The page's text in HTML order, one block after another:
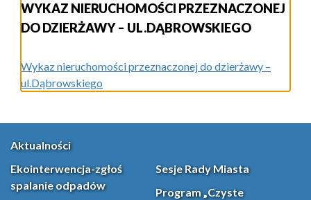
WYKAZ NIERUCHOMOŚCI PRZEZNACZONEJ
DO DZIERŻAWY – UL.DĄBROWSKIEGO
Wykaz nieruchomości przeznaczonej do dzierżawy –
ul.Dąbrowskiego
Aktualności
Ekointerwencja-zgłoś
spalanie odpadów
Sesje Rady Miasta
Program „Czyste